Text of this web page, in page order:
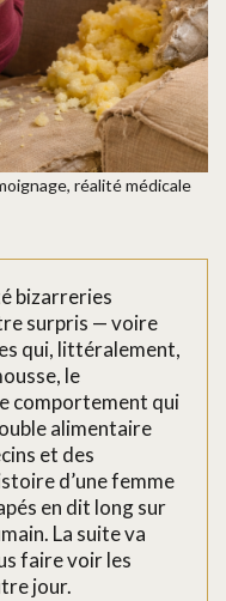
réalité médicale
bizarreries
surpris — voire
qui, littéralement,
le
comportement qui
alimentaire
et des
d’une femme
en dit long sur
La suite va
faire voir les
jour.